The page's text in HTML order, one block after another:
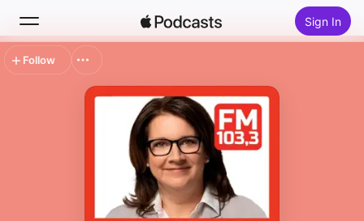
Sign In
Follow